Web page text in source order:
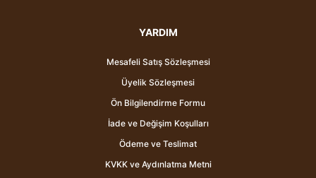
YARDIM
Mesafeli Satış Sözleşmesi
Üyelik Sözleşmesi
Ön Bilgilendirme Formu
İade ve Değişim Koşulları
Ödeme ve Teslimat
KVKK ve Aydınlatma Metni